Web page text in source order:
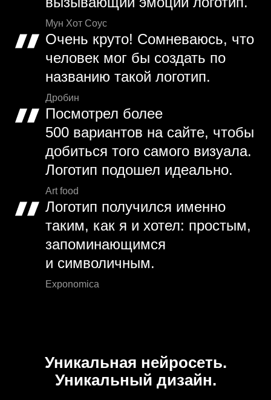
Мун Хот Соус
Очень круто! Сомневаюсь, что
человек мог бы создать по
названию такой логотип.
Дробин
Посмотрел более
500 вариантов на сайте, чтобы
добиться того самого визуала.
Логотип подошел идеально.
Art food
Логотип получился именно
таким, как я и хотел: простым,
запоминающимся
и символичным.
Exponomica
Уникальная нейросеть.
Уникальный дизайн.